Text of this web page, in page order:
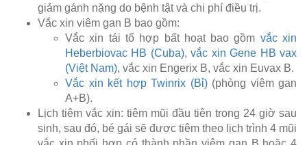
giảm gánh nặng do bệnh tật và chi phí điều trị.
Vắc xin viêm gan B bao gồm:
Vắc xin tái tổ hợp bất hoạt bao gồm vắc xin
Heberbiovac HB (Cuba),vắc xin Gene HB vax
(Việt Nam), vắc xin Engerix B, vắc xin Euvax B.
Vắc xin kết hợp Twinrix (Bỉ)(phòng viêm gan
A+B).
Lịch tiêm vắc xin: tiêm mũi đầu tiên trong 24 giờ sau
sinh, sau đó, bé gái sẽ được tiêm theo lịch trình 4 mũi